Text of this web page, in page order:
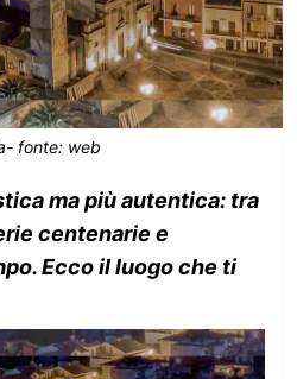
fonte: web
ma più autentica: tra
centenarie e
Ecco il luogo che ti